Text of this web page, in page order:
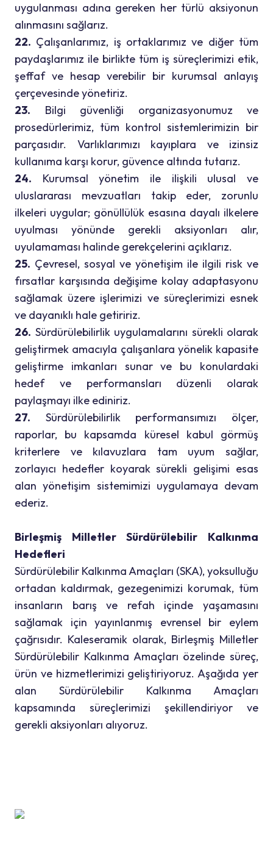
uygulanması adına gereken her türlü aksiyonun
alınmasını sağlarız.
22. Çalışanlarımız, iş ortaklarımız ve diğer tüm
paydaşlarımız ile birlikte tüm iş süreçlerimizi etik,
şeffaf ve hesap verebilir bir kurumsal anlayış
çerçevesinde yönetiriz.
23. Bilgi güvenliği organizasyonumuz ve
prosedürlerimiz, tüm kontrol sistemlerimizin bir
parçasıdır. Varlıklarımızı kayıplara ve izinsiz
kullanıma karşı korur, güvence altında tutarız.
24. Kurumsal yönetim ile ilişkili ulusal ve
uluslararası mevzuatları takip eder, zorunlu
ilkeleri uygular; gönüllülük esasına dayalı ilkelere
uyulması yönünde gerekli aksiyonları alır,
uyulamaması halinde gerekçelerini açıklarız.
25. Çevresel, sosyal ve yönetişim ile ilgili risk ve
fırsatlar karşısında değişime kolay adaptasyonu
sağlamak üzere işlerimizi ve süreçlerimizi esnek
ve dayanıklı hale getiririz.
26. Sürdürülebilirlik uygulamalarını sürekli olarak
geliştirmek amacıyla çalışanlara yönelik kapasite
geliştirme imkanları sunar ve bu konulardaki
hedef ve performansları düzenli olarak
paylaşmayı ilke ediniriz.
27. Sürdürülebilirlik performansımızı ölçer,
raporlar, bu kapsamda küresel kabul görmüş
kriterlere ve kılavuzlara tam uyum sağlar,
zorlayıcı hedefler koyarak sürekli gelişimi esas
alan yönetişim sistemimizi uygulamaya devam
ederiz.
Birleşmiş Milletler Sürdürülebilir Kalkınma
Hedefleri
Sürdürülebilir Kalkınma Amaçları (SKA), yoksulluğu
ortadan kaldırmak, gezegenimizi korumak, tüm
insanların barış ve refah içinde yaşamasını
sağlamak için yayınlanmış evrensel bir eylem
çağrısıdır. Kaleseramik olarak, Birleşmiş Milletler
Sürdürülebilir Kalkınma Amaçları özelinde süreç,
ürün ve hizmetlerimizi geliştiriyoruz. Aşağıda yer
alan Sürdürülebilir Kalkınma Amaçları
kapsamında süreçlerimizi şekillendiriyor ve
gerekli aksiyonları alıyoruz.